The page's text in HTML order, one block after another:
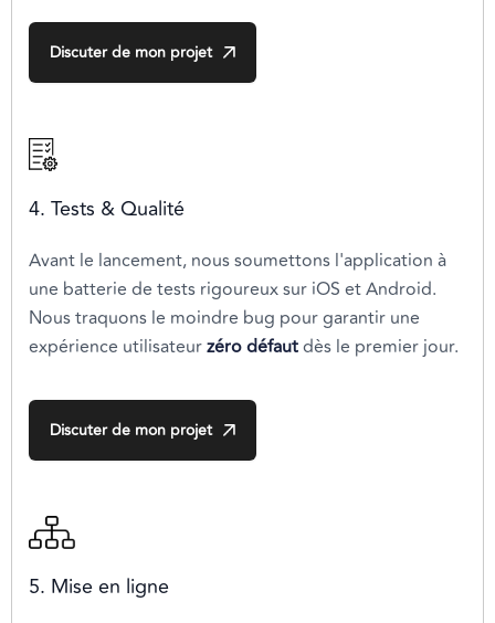
Discuter de mon projet
4. Tests & Qualité
Avant le lancement, nous soumettons l'application à
une batterie de tests rigoureux sur iOS et Android.
Nous traquons le moindre bug pour garantir une
expérience utilisateurzéro défautdès le premier jour.
Discuter de mon projet
5. Mise en ligne